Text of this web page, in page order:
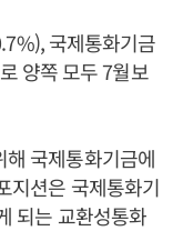
국제통화기금
양쪽 모두 7월보
국제통화기금에
지션은 국제통화기
되는 교환성통화